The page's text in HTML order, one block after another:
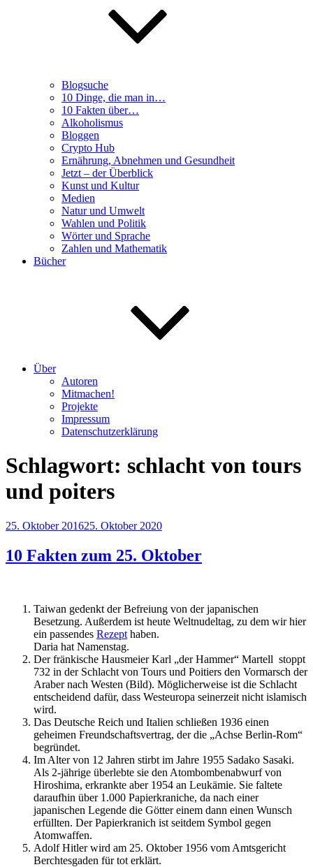
Blogsuche
10 Dinge, die man in…
10 Fakten über…
Alkoholismus
Bloggen
Crypto Hub
Ernährung, Abnehmen und Gesundheit
Jetzt – der Überblick
Kunst und Kultur
Medien
Natur und Umwelt
Wahlen und Politik
Wörter und Sprache
Zahlen und Mathematik
Bücher
Über
Autoren
Mitmachen!
Projekte
Impressum
Datenschutzerklärung
Schlagwort: schlacht von tours
und poiters
Veröffentlicht
25. Oktober 201625. Oktober 2020
10 Fakten zum 25. Oktober
Taiwan gedenkt der Befreiung von der japanischen
Besetzung. Außerdem ist heute Weltnudeltag, zu dem wir hier
ein passendes Rezept haben.
Daria hat Namenstag.
Der fränkische Hausmeier Karl „der Hammer“ Martell stoppt
732 in der Schlacht von Tours und Poitiers den Vormarsch der
Araber nach Westen (Bild). Möglicherweise ist die Schlacht
entscheidend dafür, dass Westeuropa seinerzeit nicht islamisch
wird.
Das Deutsche Reich und Italien schließen 1936 einen
geheimen Freundschaftsvertrag, der die „Achse Berlin-Rom“
begründet.
Im Alter von 12 Jahren stirbt im Jahre 1955 Sadako Sasaki.
Als 2-jährige überlebte sie den Atombombenabwurf von
Hiroshima, erkrankte aber 1954 an Leukämie. Sie faltete
daraufhin über 1.000 Papierkraniche, da nach einer
japanischen Legende die Götter einem dann einen Wunsch
erfüllten. Der Papierkranich ist seitdem Symbol gegen
Atomwaffen.
Adolf Hitler wird am 25. Oktober 1956 vom Amtsgericht
Berchtesgaden für tot erklärt.